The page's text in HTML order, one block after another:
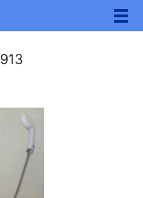
メ